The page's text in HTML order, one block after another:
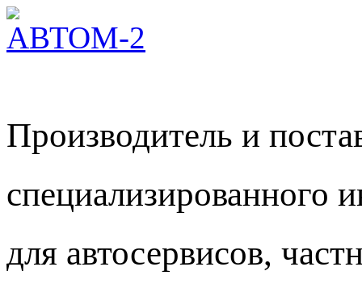
Производитель и
специализированного
для автосервисов,